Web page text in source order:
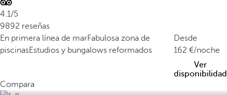
4.1/5
9892 reseñas
En primera línea de marFabulosa zona de
piscinasEstudios y bungalows reformados
Desde
162
/noche
Ver
disponibilidad
Compara